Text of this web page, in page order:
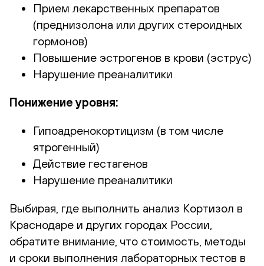
Прием лекарственных препаратов
(преднизолона или других стероидных
гормонов)
Повышение эстрогенов в крови (эструс)
Нарушение преаналитики
Понижение уровня:
Гипоадренокортицизм (в том числе
ятрогенный)
Действие гестагенов
Нарушение преаналитики
Выбирая, где выполнить анализ Кортизол в
Краснодаре и других городах России,
обратите внимание, что стоимость, методы
и сроки выполнения лабораторных тестов в